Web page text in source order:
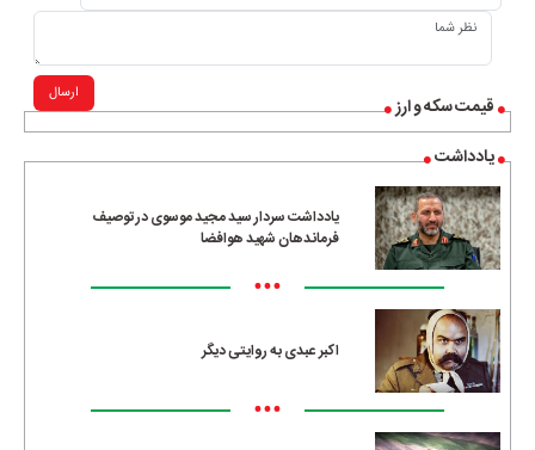
قیمت سکه و ارز
یادداشت
یادداشت سردار سید مجید موسوی در توصیف
فرماندهان شهید هوافضا
•••
اکبر عبدی به روایتی دیگر
•••
ارسال